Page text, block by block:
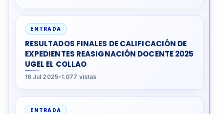
ENTRADA
RESULTADOS FINALES DE CALIFICACIÓN DE
EXPEDIENTES REASIGNACIÓN DOCENTE 2025
UGEL EL COLLAO
16 Jul 2025•1.077 vistas
ENTRADA